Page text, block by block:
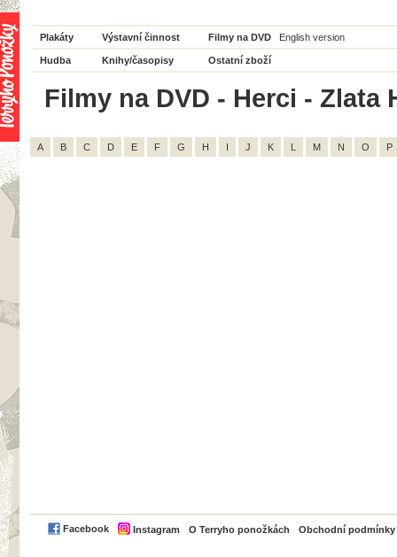
Plakáty Výstavní činnost Filmy na DVD English version
Hudba Knihy/časopisy Ostatní zboží
Filmy na DVD - Herci - Zlata
A B C D E F G H I J K L M N O P
Facebook Instagram O Terryho ponožkách Obchodní podmínky
PayPal